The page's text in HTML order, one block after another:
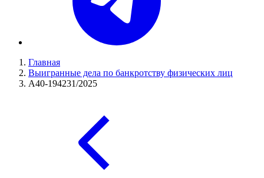
Главная
Выигранные дела по банкротству физических лиц
А40-194231/2025